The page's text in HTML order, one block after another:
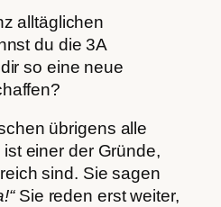
alltäglichen
du die 3A
so eine neue
übrigens alle
einer der Gründe,
sind. Sie sagen
Sie reden erst weiter,